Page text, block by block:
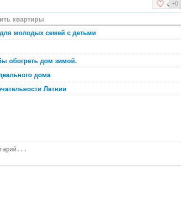
+0
квартиры
молодых семей с детьми
обогреть дом зимой.
дома
Латвии